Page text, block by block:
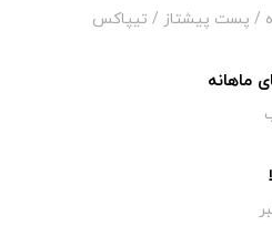
/ پست پیشتاز / تیپاکس
ماهانه